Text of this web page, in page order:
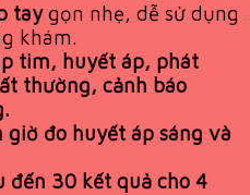
taygọn nhẹ, dễ sử dụng
khám.
tim, huyết áp, phát
thường, cảnh báo
giờ đo huyết áp sáng và
đến 30 kết quả cho 4